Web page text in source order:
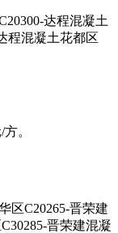
达程混凝土
程混凝土花都区
。
区C20265-晋荣建
晋荣建混凝